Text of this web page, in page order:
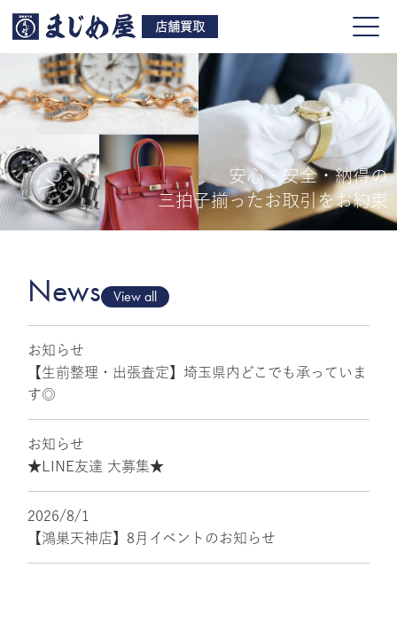
店舗買取
買取品目
店舗一覧
安心・安全・納得の
三拍子揃ったお取引をお約束
News View all
お知らせ
【生前整理・出張査定】埼玉県内どこでも承っていま
す◎
お知らせ
★LINE友達 大募集★
2026/8/1
【鴻巣天神店】8月イベントのお知らせ